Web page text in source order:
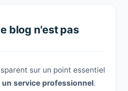
blog n'est pas
sur un point essentiel
service professionnel.